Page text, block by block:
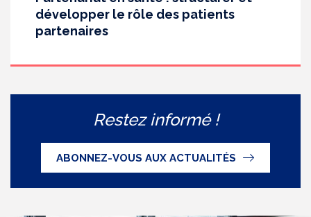
développer le rôle des patients
partenaires
Restez informé !
ABONNEZ-VOUS AUX ACTUALITÉS